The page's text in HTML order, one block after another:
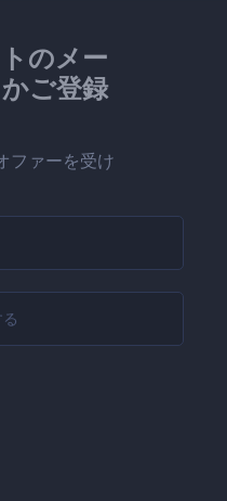
のメー
ご登録
ファーを受け